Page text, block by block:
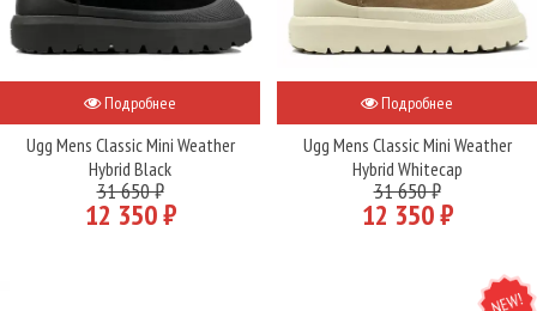
Подробнее
Ugg Mens Classic Mini Weather
Hybrid Black
31 650 ₽
12 350 ₽
Подробнее
Ugg Mens Classic Mini Weather
Hybrid Whitecap
31 650 ₽
12 350 ₽
NEW